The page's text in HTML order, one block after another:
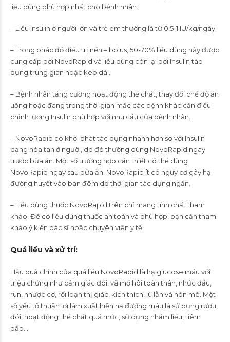
liều dùng phù hợp nhất cho bệnh nhân.
– Liều Insulin ở người lớn và trẻ em thường là từ 0,5-1 IU/kg/ngày.
– Trong phác đồ điều trị nền – bolus, 50-70% liều dùng này được
cung cấp bởi NovoRapid và liều dùng còn lại bởi Insulin tác
dụng trung gian hoặc kéo dài.
– Bệnh nhân tăng cường hoạt động thể chất, thay đổi chế độ ăn
uống hoặc đang trong thời gian mắc các bệnh khác cần điều
chỉnh lượng Insulin phù hợp với nhu cầu của bệnh nhân.
– NovoRapid có khởi phát tác dụng nhanh hơn so với Insulin
dạng hòa tan ở người, do đó thường dùng NovoRapid ngay
trước bữa ăn. Một số trường hợp cần thiết có thể dùng
NovoRapid ngay sau bữa ăn. NovoRapid ít có nguy cơ gây hạ
đường huyết vào ban đêm do thời gian tác dụng ngắn.
– Liều dùng thuốc NovoRapid trên chỉ mang tính chất tham
khảo. Để có liều dùng thuốc an toàn và phù hợp, bạn cần tham
khảo ý kiến bác sĩ hoặc chuyên viên y tế.
Quá liều và xử trí:
Hậu quả chính của quá liều NovoRapid là hạ glucose máu với
triệu chứng như cảm giác đói, vã mồ hôi toàn thân, nhức đầu,
run, nhược cơ, rối loạn thị giác, kích thích, lú lẫn và hôn mê. Một
số yếu tố thuận lợi làm xuất hiện hạ đường máu là sử dụng rượu,
đói, hoạt động thể chất quá mức, sử dụng nhầm liều, tiêm
bắp…